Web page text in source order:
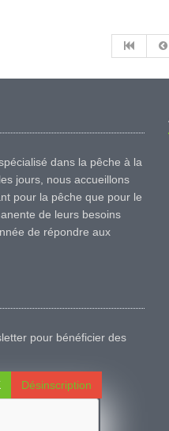
dans la pêche à la
jours, nous accueillons
pour la pêche que pour le
de leurs besoins
de répondre aux
pour bénéficier des
Désinscription